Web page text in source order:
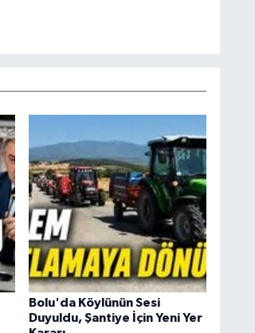
Bolu'da Köylünün Sesi
Duyuldu, Şantiye İçin Yeni Yer